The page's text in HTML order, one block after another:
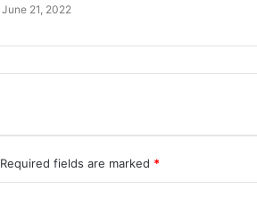
June 21, 2022
Required fields are marked *